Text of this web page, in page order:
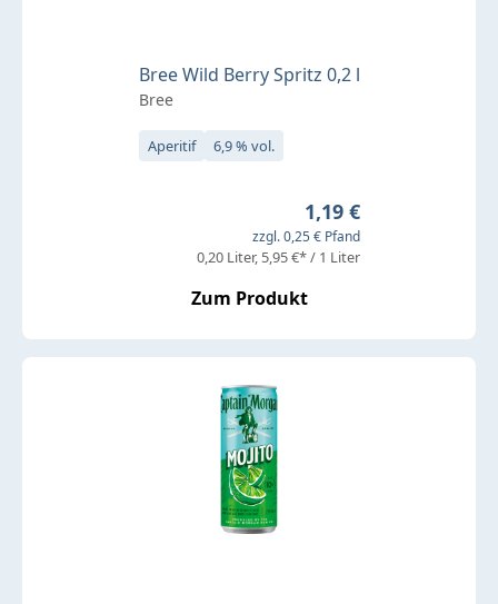
Bree Wild Berry Spritz 0,2 l
Bree
Aperitif 6,9 % vol.
Regulärer Preis:
1,19 €
zzgl. 0,25 € Pfand
0,20 Liter 5,95 €* / 1 Liter
Zum Produkt